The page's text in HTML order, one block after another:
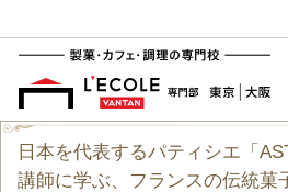
日本を代表するパティシエ「
講師に学ぶ、フランスの伝統菓